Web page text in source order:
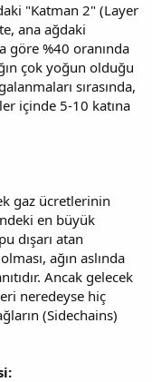
"Katman 2" (Layer
ana ağdaki
göre %40 oranında
çok yoğun olduğu
sırasında,
içinde 5-10 katına
gaz ücretlerinin
en büyük
dışarı atan
ağın aslında
Ancak gelecek
neredeyse hiç
(Sidechains)